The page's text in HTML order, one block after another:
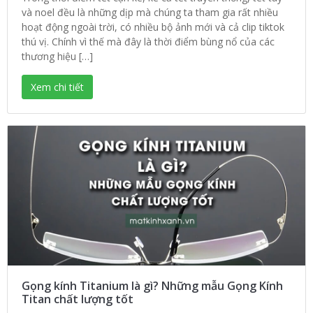
và noel đều là những dịp mà chúng ta tham gia rất nhiều
hoạt động ngoài trời, có nhiều bộ ảnh mới và cả clip tiktok
thú vị. Chính vì thế mà đây là thời điểm bùng nổ của các
thương hiệu […]
Xem chi tiết
Gọng kính Titanium là gì? Những mẫu Gọng Kính
Titan chất lượng tốt